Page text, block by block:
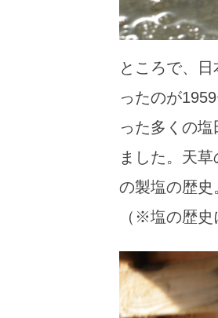
ところで、
ったのが
った多くの
ました。天
の製塩の歴史
（※塩の歴史